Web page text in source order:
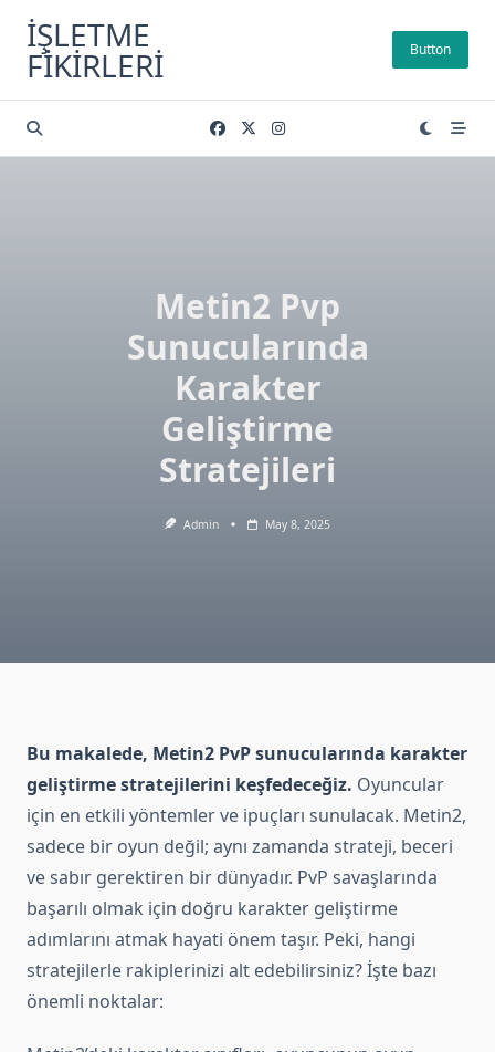
content
İŞLETME
FIKIRLERI Button
Metin2 Pvp
Sunucularında
Karakter
Geliştirme
Stratejileri
Admin May 8, 2025
Bu makalede, Metin2 PvP sunucularında karakter
geliştirme stratejilerini keşfedeceğiz. Oyuncular
için en etkili yöntemler ve ipuçları sunulacak. Metin2,
sadece bir oyun değil; aynı zamanda strateji, beceri
ve sabır gerektiren bir dünyadır. PvP savaşlarında
başarılı olmak için doğru karakter geliştirme
adımlarını atmak hayati önem taşır. Peki, hangi
stratejilerle rakiplerinizi alt edebilirsiniz? İşte bazı
önemli noktalar: